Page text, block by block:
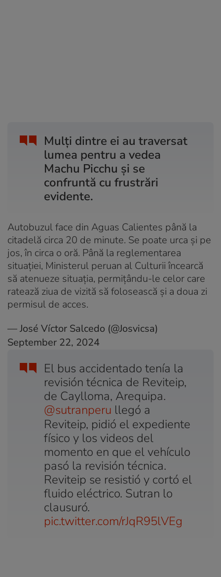
Mulți dintre ei au traversat
lumea pentru a vedea
Machu Picchu și se
confruntă cu frustrări
evidente.
Autobuzul face din Aguas Calientes până la
citadelă circa 20 de minute. Se poate urca și pe
jos, în circa o oră. Până la reglementarea
situației, Ministerul peruan al Culturii încearcă
să atenueze situația, permițându-le celor care
ratează ziua de vizită să folosească și a doua zi
permisul de acces.
El bus accidentado tenía la
revisión técnica de Reviteip,
de Caylloma, Arequipa.
@sutranperu llegó a
Reviteip, pidió el expediente
físico y los videos del
momento en que el vehículo
pasó la revisión técnica.
Reviteip se resistió y cortó el
fluido eléctrico. Sutran lo
clausuró.
pic.twitter.com/rJqR95lVEg
— José Víctor Salcedo (@Josvicsa)
September 22, 2024